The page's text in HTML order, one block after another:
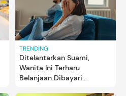
TRENDING
Ditelantarkan Suami,
Wanita Ini Terharu
Belanjaan Dibayari